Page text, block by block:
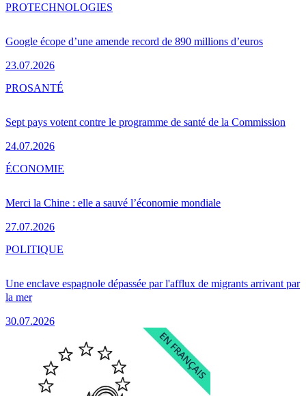
Google écope d’une amende record de 890 millions d’euros
23.07.2026
PROTECHNOLOGIES
Sept pays votent contre le programme de santé de la Commission
24.07.2026
PROSANTÉ
Merci la Chine : elle a sauvé l’économie mondiale
27.07.2026
ÉCONOMIE
Une enclave espagnole dépassée par l'afflux de migrants arrivant par
la mer
30.07.2026
POLITIQUE